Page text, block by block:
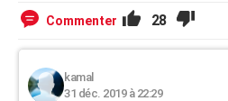
Commenter 28
kamal
31 déc. 2019 à 22:29